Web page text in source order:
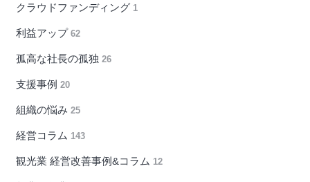
クラウドファンディング 1
利益アップ 62
孤高な社長の孤独 26
支援事例 20
組織の悩み 25
経営コラム 143
観光業 経営改善事例&コラム 12